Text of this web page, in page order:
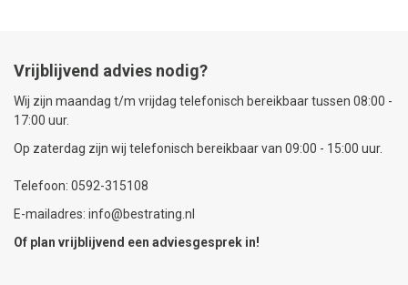
Vrijblijvend advies nodig?
Wij zijn maandag t/m vrijdag telefonisch bereikbaar tussen 08:00 -
17:00 uur.
Op zaterdag zijn wij telefonisch bereikbaar van 09:00 - 15:00 uur.
Telefoon: 0592-315108
E-mailadres: info@bestrating.nl
Of plan vrijblijvend een adviesgesprek in!